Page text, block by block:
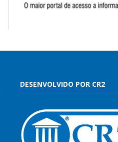
DESENVOLVIDO POR CR2